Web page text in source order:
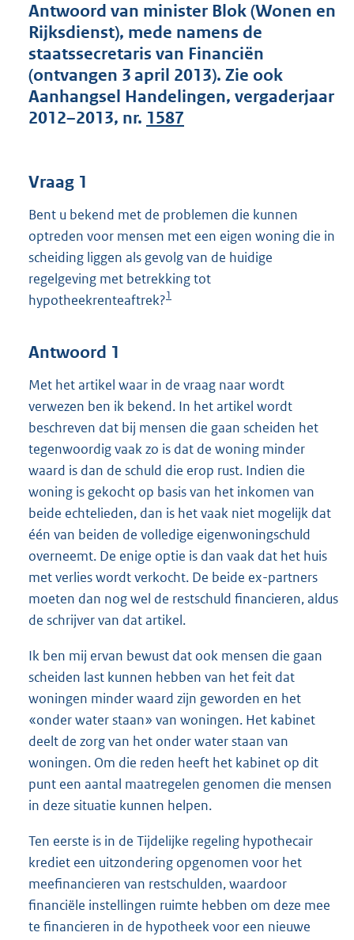
Antwoord van minister Blok (Wonen en
Rijksdienst), mede namens de
staatssecretaris van Financiën
(ontvangen 3 april 2013). Zie ook
Aanhangsel Handelingen, vergaderjaar
2012–2013, nr. 1587
Vraag 1
Bent u bekend met de problemen die kunnen
optreden voor mensen met een eigen woning die in
scheiding liggen als gevolg van de huidige
regelgeving met betrekking tot
hypotheekrenteaftrek?1
Antwoord 1
Met het artikel waar in de vraag naar wordt
verwezen ben ik bekend. In het artikel wordt
beschreven dat bij mensen die gaan scheiden het
tegenwoordig vaak zo is dat de woning minder
waard is dan de schuld die erop rust. Indien die
woning is gekocht op basis van het inkomen van
beide echtelieden, dan is het vaak niet mogelijk dat
één van beiden de volledige eigenwoningschuld
overneemt. De enige optie is dan vaak dat het huis
met verlies wordt verkocht. De beide ex-partners
moeten dan nog wel de restschuld financieren, aldus
de schrijver van dat artikel.
Ik ben mij ervan bewust dat ook mensen die gaan
scheiden last kunnen hebben van het feit dat
woningen minder waard zijn geworden en het
«onder water staan» van woningen. Het kabinet
deelt de zorg van het onder water staan van
woningen. Om die reden heeft het kabinet op dit
punt een aantal maatregelen genomen die mensen
in deze situatie kunnen helpen.
Ten eerste is in de Tijdelijke regeling hypothecair
krediet een uitzondering opgenomen voor het
meefinancieren van restschulden, waardoor
financiële instellingen ruimte hebben om deze mee
te financieren in de hypotheek voor een nieuwe